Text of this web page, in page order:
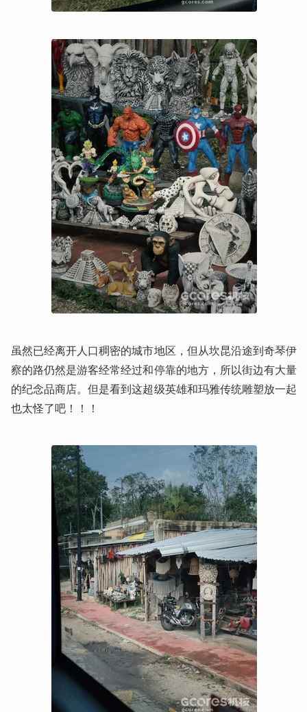
虽然已经离开人口稠密的城市地区，但从坎昆沿途到奇琴伊
察的路仍然是游客经常经过和停靠的地方，所以街边有大量
的纪念品商店。但是看到这超级英雄和玛雅传统雕塑放一起
也太怪了吧！！！